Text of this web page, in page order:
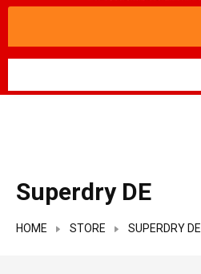
Superdry DE
HOME STORE SUPERDRY DE